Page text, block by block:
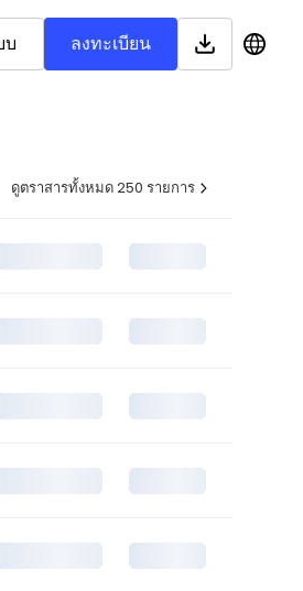
บ ลงทะเบียน
Bahasa Malaysia
العربية
Kiswahili
Tiếng Việt
Português
ดูตราสารทั้งหมด 250 รายการ